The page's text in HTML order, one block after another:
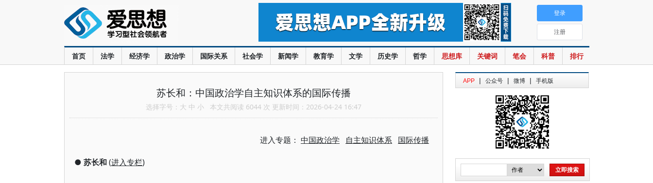
首页 法学 经济学 政治学 国际关系 社会学 新闻学 教育学 文学 历史学 哲学 思想库 关键词 笔会 科普 排行
登录
注册
苏长和：中国政治学自主知识体系的国际传播
选择字号： 大 中 小 本文共阅读 6044 次 更新时间：2026-04-24 16:47
进入专题： 中国政治学 自主知识体系 国际传播
● 苏长和(进入专栏)
APP | 公众号 | 微博 | 手机版